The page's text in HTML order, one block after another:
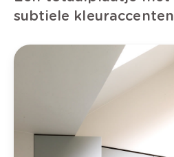
subtiele kleuraccenten